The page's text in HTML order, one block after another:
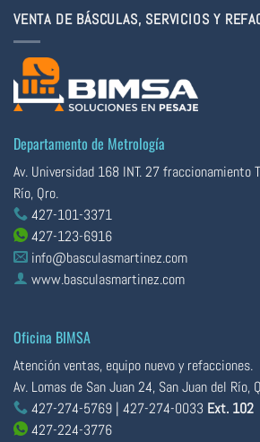
VENTA DE BÁSCULAS, SERVICIOS Y
Departamento de Metrología
Av. Universidad 168 INT. 27 fraccionamiento
Río, Qro.
427-101-3371
427-123-6916
info@basculasmartinez.com
www.basculasmartinez.com
Oficina BIMSA
Atención ventas, equipo nuevo y refacciones.
Av. Lomas de San Juan 24, San Juan del Río,
427-274-5769 | 427-274-0033 Ext. 102
427-224-3776